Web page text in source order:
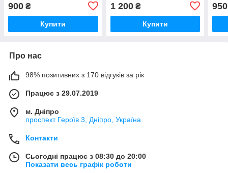
5WP44199.07 /
5WP4419907
900 ₴
Купити
1 200₴
Купити
950
Про нас
98% позитивних з 170 відгуків за рік
Працює з 29.07.2019
м. Дніпро
проспект Героїв 3, Дніпро, Україна
Контакти
Сьогодні працює з 08:30 до 20:00
Показати весь графік роботи